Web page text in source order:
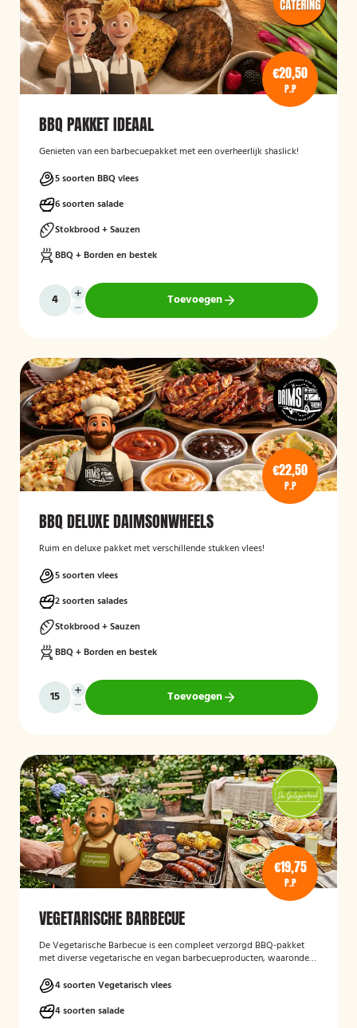
€20,50
P.P
BBQ PAKKET IDEAAL
Genieten van een barbecuepakket met een overheerlijk shaslick!
5 soorten BBQ vlees
6 soorten salade
Stokbrood + Sauzen
BBQ + Borden en bestek
Toevoegen
€22,50
P.P
BBQ DELUXE DAIMSONWHEELS
Ruim en deluxe pakket met verschillende stukken vlees!
5 soorten vlees
2 soorten salades
Stokbrood + Sauzen
BBQ + Borden en bestek
Toevoegen
€19,75
P.P
VEGETARISCHE BARBECUE
De Vegetarische Barbecue is een compleet verzorgd BBQ-pakket
met diverse vegetarische en vegan barbecueproducten, waaronder
garnalenalternatief en groenteburger. Het arrangement wordt
aangevuld met verschillende salades, sauzen, vers afgebakken
stokbrood en kruidenboter. De barbecue, borden en het bestek zijn
inbegrepen, en de cateringservice verzorgt zowel de bezorging als
4 soorten Vegetarisch vlees
4 soorten salade